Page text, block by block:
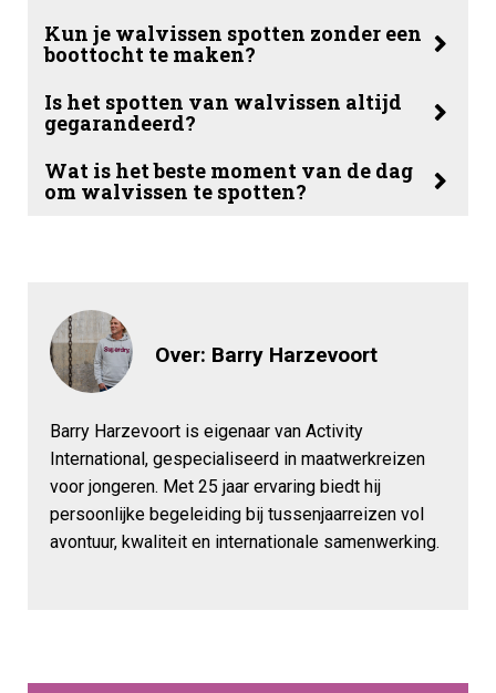
Kun je walvissen spotten zonder een
boottocht te maken?
Is het spotten van walvissen altijd
gegarandeerd?
Wat is het beste moment van de dag
om walvissen te spotten?
Over: Barry Harzevoort
Barry Harzevoort is eigenaar van Activity
International, gespecialiseerd in maatwerkreizen
voor jongeren. Met 25 jaar ervaring biedt hij
persoonlijke begeleiding bij tussenjaarreizen vol
avontuur, kwaliteit en internationale samenwerking.